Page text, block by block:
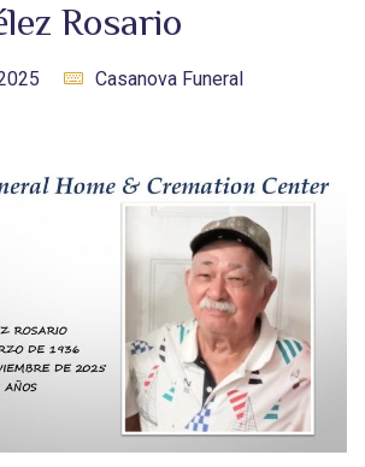
Rosario
Casanova Funeral